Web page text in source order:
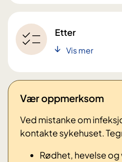
Etter
Vis mer
Vær oppmerksom
Ved mistanke om
kontakte sykehuset.
Rødhet, hevelse og